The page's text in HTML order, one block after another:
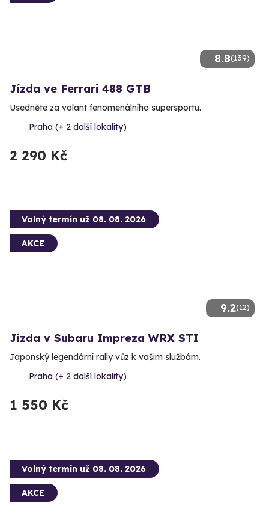
8.8(139)
Jízda ve Ferrari 488 GTB
Usedněte za volant fenomenálního supersportu.
Praha (+ 2 další lokality)
2 290 Kč
9.2(12)
Volný termín už 08. 08. 2026
AKCE
Jízda v Subaru Impreza WRX STI
Japonský legendární rally vůz k vašim službám.
Praha (+ 2 další lokality)
1 550 Kč
Volný termín už 08. 08. 2026
AKCE